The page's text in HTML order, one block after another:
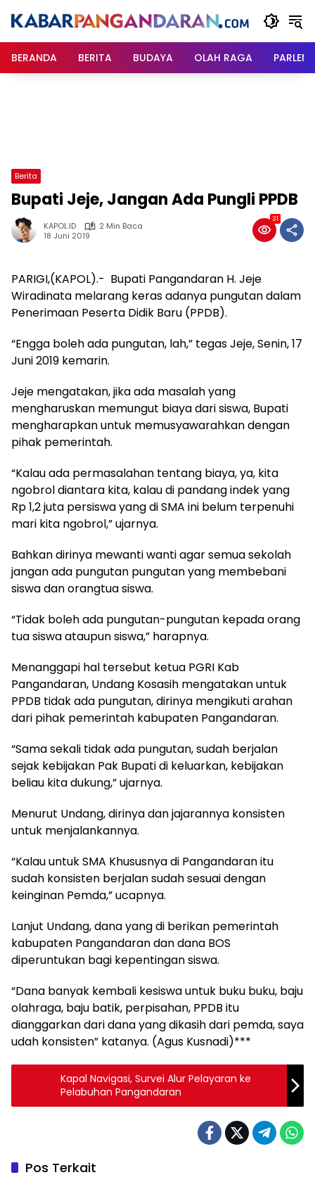
BERANDA
BERITA BUDAYA OLAH RAGA
Berita
Bupati Jeje, Jangan Ada Pungli PPDB
KAPOL.ID
2 Min Baca
18 Juni 2019
31
PARIGI,(KAPOL).- Bupati Pangandaran H. Jeje
Wiradinata melarang keras adanya pungutan dalam
Penerimaan Peserta Didik Baru (PPDB).
“Engga boleh ada pungutan, lah,” tegas Jeje, Senin, 17
Juni 2019 kemarin.
Jeje mengatakan, jika ada masalah yang
mengharuskan memungut biaya dari siswa, Bupati
mengharapkan untuk memusyawarahkan dengan
pihak pemerintah.
“Kalau ada permasalahan tentang biaya, ya, kita
ngobrol diantara kita, kalau di pandang indek yang
Rp 1,2 juta persiswa yang di SMA ini belum terpenuhi
mari kita ngobrol,” ujarnya.
Bahkan dirinya mewanti wanti agar semua sekolah
jangan ada pungutan pungutan yang membebani
siswa dan orangtua siswa.
“Tidak boleh ada pungutan-pungutan kepada orang
tua siswa ataupun siswa,” harapnya.
Menanggapi hal tersebut ketua PGRI Kab
Pangandaran, Undang Kosasih mengatakan untuk
PPDB tidak ada pungutan, dirinya mengikuti arahan
dari pihak pemerintah kabupaten Pangandaran.
“Sama sekali tidak ada pungutan, sudah berjalan
sejak kebijakan Pak Bupati di keluarkan, kebijakan
beliau kita dukung,” ujarnya.
Menurut Undang, dirinya dan jajarannya konsisten
untuk menjalankannya.
“Kalau untuk SMA Khususnya di Pangandaran itu
sudah konsisten berjalan sudah sesuai dengan
keinginan Pemda,” ucapnya.
Lanjut Undang, dana yang di berikan pemerintah
kabupaten Pangandaran dan dana BOS
diperuntukan bagi kepentingan siswa.
“Dana banyak kembali kesiswa untuk buku buku, baju
olahraga, baju batik, perpisahan, PPDB itu
dianggarkan dari dana yang dikasih dari pemda, saya
udah konsisten” katanya. (Agus Kusnadi)***
Kapal Navigasi, Survei Alur Pelayaran ke
Pelabuhan Pangandaran
Pos Terkait